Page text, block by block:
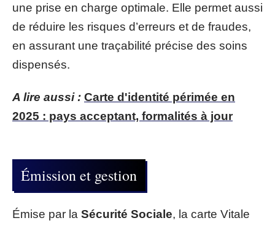
une prise en charge optimale. Elle permet aussi
de réduire les risques d’erreurs et de fraudes,
en assurant une traçabilité précise des soins
dispensés.
A lire aussi : Carte d'identité périmée en
2025 : pays acceptant, formalités à jour
Émission et gestion
Émise par la Sécurité Sociale, la carte Vitale